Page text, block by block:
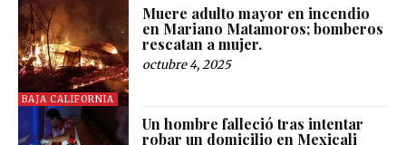
BAJA CALIFORNIA
Muere adulto mayor en incendio
en Mariano Matamoros; bomberos
rescatan a mujer.
octubre 4, 2025
Un hombre falleció tras intentar
robar un domicilio en Mexicali